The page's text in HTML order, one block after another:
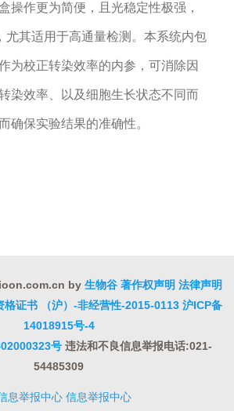
操作更为简便，且光稳定性极强，
尤其适用于高通量检测。本系统内包
为校正转染效率的内参，可消除因
染效率、以及细胞生长状态不同而
确保实验结果的准确性。
by 生物谷 著作权声明 法律声明
格证书 （沪）-非经营性-2015-0113 沪ICP备
14018915号-4
号 违法和不良信息举报电话:021-
54485309
息举报中心 信息举报中心